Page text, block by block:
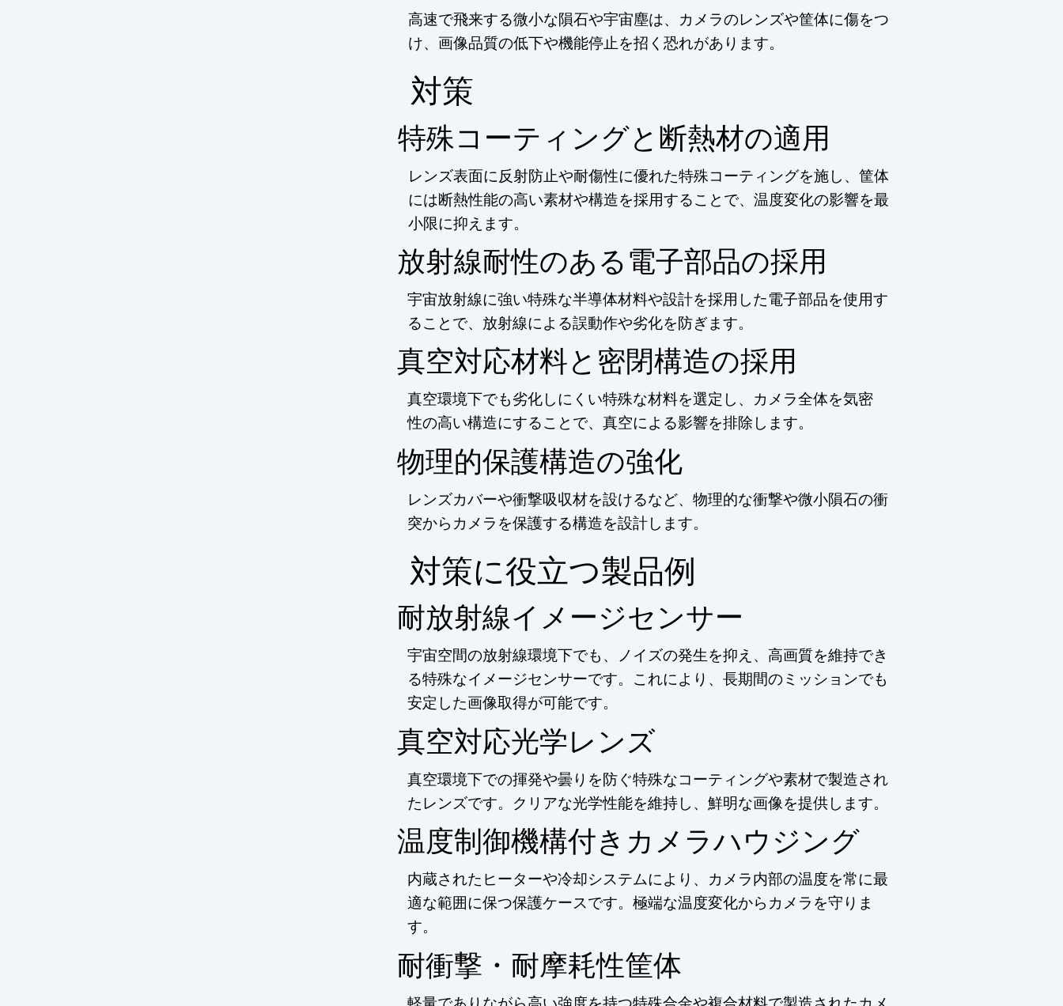
高速で飛来する微小な隕石や宇宙塵は、カメラのレンズや筐体に傷をつ
け、画像品質の低下や機能停止を招く恐れがあります。
​対策
特殊コーティングと断熱材の適用
レンズ表面に反射防止や耐傷性に優れた特殊コーティングを施し、筐体
には断熱性能の高い素材や構造を採用することで、温度変化の影響を最
小限に抑えます。
放射線耐性のある電子部品の採用
宇宙放射線に強い特殊な半導体材料や設計を採用した電子部品を使用す
ることで、放射線による誤動作や劣化を防ぎます。
真空対応材料と密閉構造の採用
真空環境下でも劣化しにくい特殊な材料を選定し、カメラ全体を気密
性の高い構造にすることで、真空による影響を排除します。
物理的保護構造の強化
レンズカバーや衝撃吸収材を設けるなど、物理的な衝撃や微小隕石の衝
突からカメラを保護する構造を設計します。
​対策に役立つ製品例
耐放射線イメージセンサー
宇宙空間の放射線環境下でも、ノイズの発生を抑え、高画質を維持でき
る特殊なイメージセンサーです。これにより、長期間のミッションでも
安定した画像取得が可能です。
真空対応光学レンズ
真空環境下での揮発や曇りを防ぐ特殊なコーティングや素材で製造され
たレンズです。クリアな光学性能を維持し、鮮明な画像を提供します。
温度制御機構付きカメラハウジング
内蔵されたヒーターや冷却システムにより、カメラ内部の温度を常に最
適な範囲に保つ保護ケースです。極端な温度変化からカメラを守りま
す。
耐衝撃・耐摩耗性筐体